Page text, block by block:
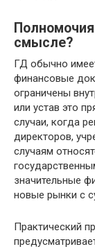
смысле?
ГД обычно
финансовые
ограничены
или устав это
случаи, когда
директоров,
случаям
значительные
новые рынки с
Практический